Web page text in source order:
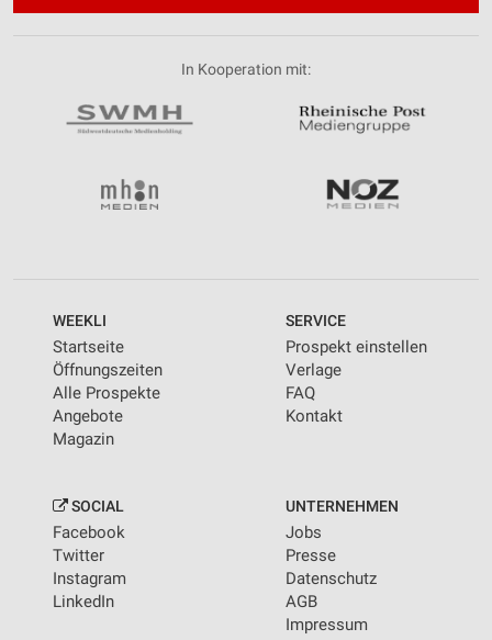
In Kooperation mit:
WEEKLI
Startseite
Öffnungszeiten
Alle Prospekte
Angebote
Magazin
SERVICE
Prospekt einstellen
Verlage
FAQ
Kontakt
SOCIAL
Facebook
Twitter
Instagram
LinkedIn
UNTERNEHMEN
Jobs
Presse
Datenschutz
AGB
Impressum